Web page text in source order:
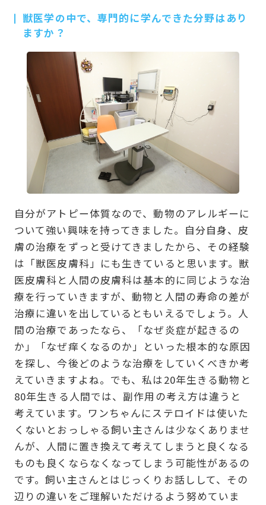
獣医学の中で、専門的に学んできた分野はあり
ますか？
自分がアトピー体質なので、動物のアレルギーに
ついて強い興味を持ってきました。自分自身、皮
膚の治療をずっと受けてきましたから、その経験
は「獣医皮膚科」にも生きていると思います。獣
医皮膚科と人間の皮膚科は基本的に同じような治
療を行っていきますが、動物と人間の寿命の差が
治療に違いを出しているともいえるでしょう。人
間の治療であったなら、「なぜ炎症が起きるの
か」「なぜ痒くなるのか」といった根本的な原因
を探し、今後どのような治療をしていくべきか考
えていきますよね。でも、私は20年生きる動物と
80年生きる人間では、副作用の考え方は違うと
考えています。ワンちゃんにステロイドは使いた
くないとおっしゃる飼い主さんは少なくありませ
んが、人間に置き換えて考えてしまうと良くなる
ものも良くならなくなってしまう可能性があるの
です。飼い主さんとはじっくりお話しして、その
辺りの違いをご理解いただけるよう努めていま